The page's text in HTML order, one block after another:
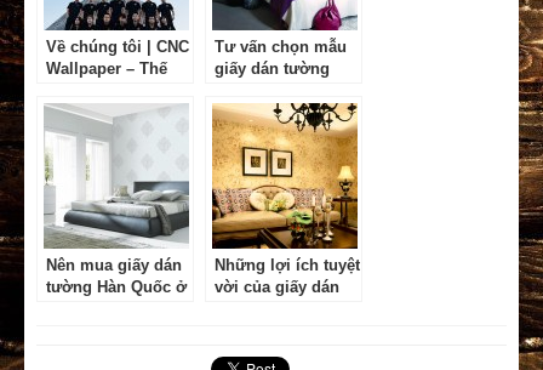
Về chúng tôi | CNC
Wallpaper – Thế
tường
Tư vấn chọn mẫu
giấy dán tường
Nên mua giấy dán
tường Hàn Quốc ở
Những lợi ích tuyệt
vời của giấy dán